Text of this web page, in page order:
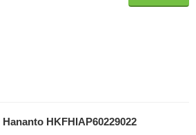
Hananto HKFHIAP60229022